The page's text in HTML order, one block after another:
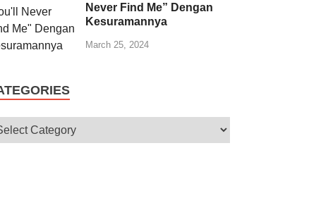
Never Find Me” Dengan
Kesuramannya
March 25, 2024